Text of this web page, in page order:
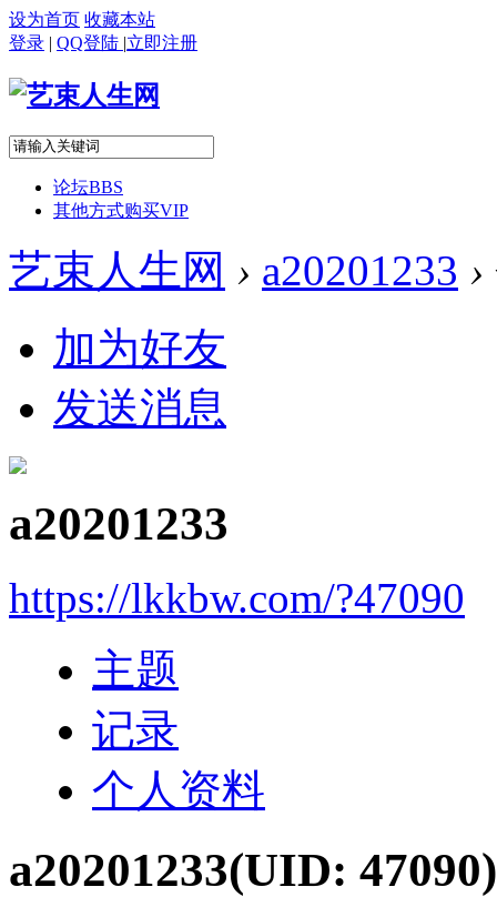
设为首页 收藏本站
登录 | QQ登陆 |立即注册
论坛BBS
其他方式购买VIP
艺束人生网 › a20201233 ›
加为好友
发送消息
a20201233
https://lkkbw.com/?47090
主题
记录
个人资料
a20201233(UID: 47090)